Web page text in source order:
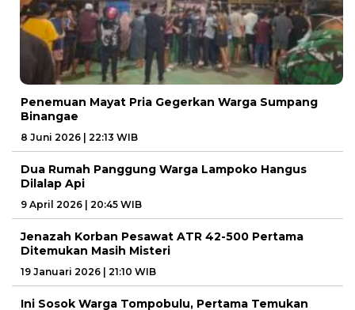
Penemuan Mayat Pria Gegerkan Warga Sumpang
Binangae
8 Juni 2026 | 22:13 WIB
Dua Rumah Panggung Warga Lampoko Hangus
Dilalap Api
9 April 2026 | 20:45 WIB
Jenazah Korban Pesawat ATR 42-500 Pertama
Ditemukan Masih Misteri
19 Januari 2026 | 21:10 WIB
Ini Sosok Warga Tompobulu, Pertama Temukan